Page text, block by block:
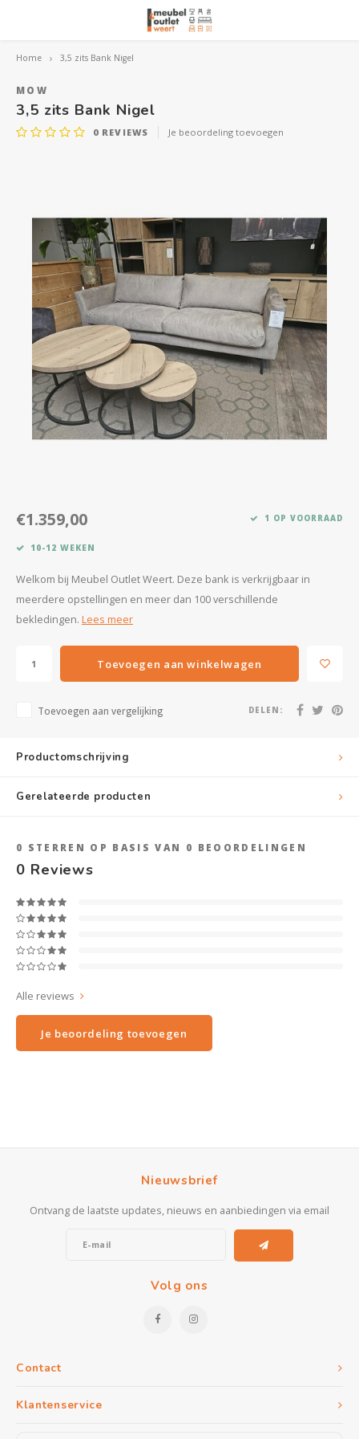
Hoofdmenu / woonmeubelen
Banken
Eetkamerstoelen
Eetkamertafels
Fauteuils
Kasten
Salontafels
Eetkamerbanken
Home 3,5 zits Bank Nigel
MOW
3,5 zits Bank Nigel
0 REVIEWS Je beoordeling toevoegen
€1.359,00 1 OP VOORRAAD
10-12 WEKEN
Welkom bij Meubel Outlet Weert. Deze bank is verkrijgbaar in
meerdere opstellingen en meer dan 100 verschillende
bekledingen. Lees meer
Toevoegen aan winkelwagen
Toevoegen aan vergelijking DELEN:
Productomschrijving
Gerelateerde producten
0 STERREN OP BASIS VAN 0 BEOORDELINGEN
0 Reviews
Alle reviews
Je beoordeling toevoegen
Contact
Nieuwsbrief
Ontvang de laatste updates, nieuws en aanbiedingen via email
Volg ons
Klantenservice